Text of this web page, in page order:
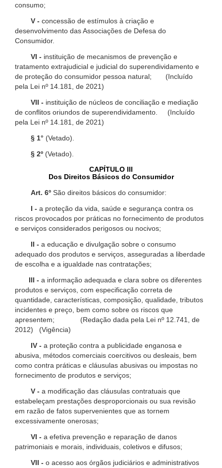
consumo;
V - concessão de estímulos à criação e
desenvolvimento das Associações de Defesa do
Consumidor.
VI - instituição de mecanismos de prevenção e
tratamento extrajudicial e judicial do superendividamento e
de proteção do consumidor pessoa natural; (Incluído
pela Lei nº 14.181, de 2021)
VII - instituição de núcleos de conciliação e mediação
de conflitos oriundos de superendividamento. (Incluído
pela Lei nº 14.181, de 2021)
§ 1° (Vetado).
§ 2º (Vetado).
CAPÍTULO III
Dos Direitos Básicos do Consumidor
Art. 6º São direitos básicos do consumidor:
I - a proteção da vida, saúde e segurança contra os
riscos provocados por práticas no fornecimento de produtos
e serviços considerados perigosos ou nocivos;
II - a educação e divulgação sobre o consumo
adequado dos produtos e serviços, asseguradas a liberdade
de escolha e a igualdade nas contratações;
III - a informação adequada e clara sobre os diferentes
produtos e serviços, com especificação correta de
quantidade, características, composição, qualidade, tributos
incidentes e preço, bem como sobre os riscos que
apresentem; (Redação dada pela Lei nº 12.741, de
2012) (Vigência)
IV - a proteção contra a publicidade enganosa e
abusiva, métodos comerciais coercitivos ou desleais, bem
como contra práticas e cláusulas abusivas ou impostas no
fornecimento de produtos e serviços;
V - a modificação das cláusulas contratuais que
estabeleçam prestações desproporcionais ou sua revisão
em razão de fatos supervenientes que as tornem
excessivamente onerosas;
VI - a efetiva prevenção e reparação de danos
patrimoniais e morais, individuais, coletivos e difusos;
VII - o acesso aos órgãos judiciários e administrativos